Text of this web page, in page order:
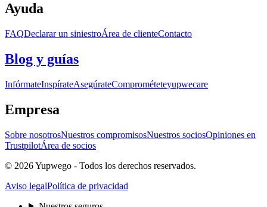
Ayuda
FAQDeclarar un siniestroÁrea de clienteContacto
Blog y guías
InfórmateInspírateAsegúrateComprométeteyupwecare
Empresa
Sobre nosotrosNuestros compromisosNuestros sociosOpiniones en
TrustpilotÁrea de socios
© 2026 Yupwego - Todos los derechos reservados.
Aviso legalPolítica de privacidad